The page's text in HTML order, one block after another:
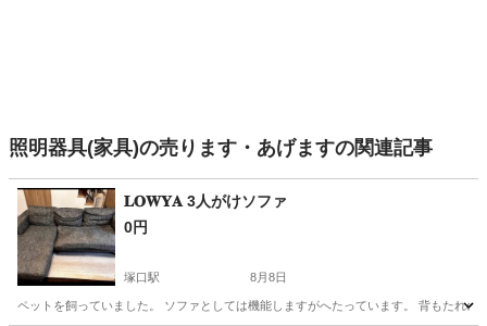
照明器具(家具)の売ります・あげますの関連記事
𝐋𝐎𝐖𝐘𝐀 3人がけソファ
0円
塚口駅 8月8日
ペットを飼っていました。 ソファとしては機能しますがへたっています。 背もたれ